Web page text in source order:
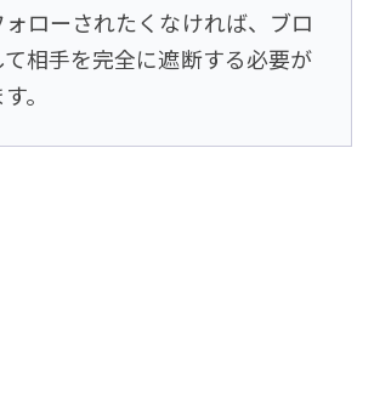
ォローされたくなければ、ブロ
て相手を完全に遮断する必要が
。